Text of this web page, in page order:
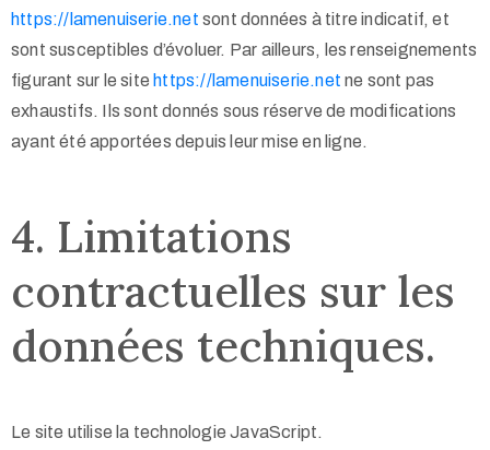
https://lamenuiserie.net sont données à titre indicatif, et
sont susceptibles d’évoluer. Par ailleurs, les renseignements
figurant sur le site https://lamenuiserie.net ne sont pas
exhaustifs. Ils sont donnés sous réserve de modifications
ayant été apportées depuis leur mise en ligne.
4. Limitations
contractuelles sur les
données techniques.
Le site utilise la technologie JavaScript.